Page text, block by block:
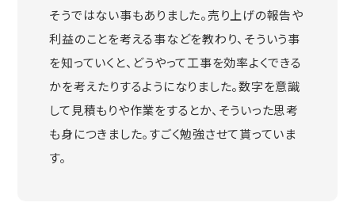
そうではない事もありました。売り上げの報告や
利益のことを考える事などを教わり、そういう事
を知っていくと、どうやって工事を効率よくできる
かを考えたりするようになりました。数字を意識
して見積もりや作業をするとか、そういった思考
も身につきました。すごく勉強させて貰っていま
す。